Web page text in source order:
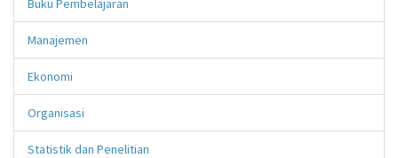
Buku Pembelajaran
Manajemen
Ekonomi
Organisasi
Statistik dan Penelitian